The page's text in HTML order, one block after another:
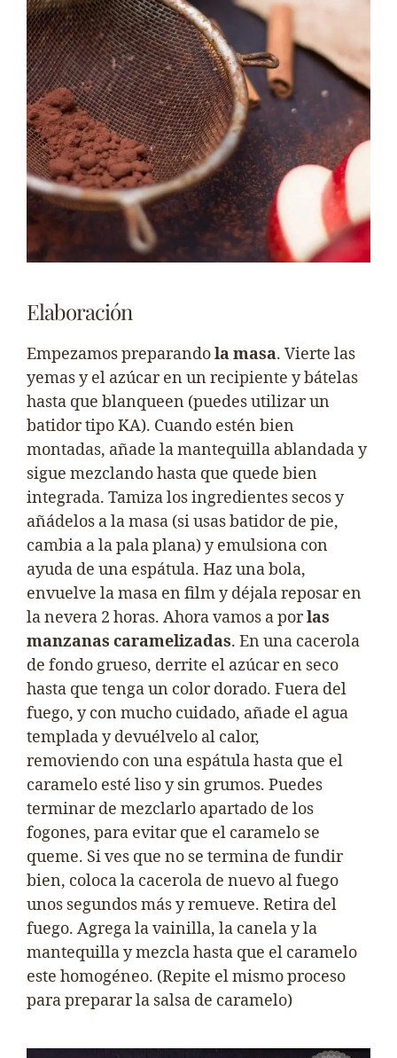
Elaboración
Empezamos preparandola masa. Vierte las
yemas y el azúcar en un recipiente y bátelas
hasta que blanqueen (puedes utilizar un
batidor tipo KA). Cuando estén bien
montadas, añade la mantequilla ablandada y
sigue mezclando hasta que quede bien
integrada. Tamiza los ingredientes secos y
añádelos a la masa (si usas batidor de pie,
cambia a la pala plana) y emulsiona con
ayuda de una espátula. Haz una bola,
envuelve la masa en film y déjala reposar en
la nevera 2 horas. Ahora vamos a porlas
manzanas caramelizadas. En una cacerola
de fondo grueso, derrite el azúcar en seco
hasta que tenga un color dorado. Fuera del
fuego, y con mucho cuidado, añade el agua
templada y devuélvelo al calor,
removiendo con una espátula hasta que el
caramelo esté liso y sin grumos. Puedes
terminar de mezclarlo apartado de los
fogones, para evitar que el caramelo se
queme. Si ves que no se termina de fundir
bien, coloca la cacerola de nuevo al fuego
unos segundos más y remueve. Retira del
fuego. Agrega la vainilla, la canela y la
mantequilla y mezcla hasta que el caramelo
este homogéneo. (Repite el mismo proceso
para preparar la salsa de caramelo)